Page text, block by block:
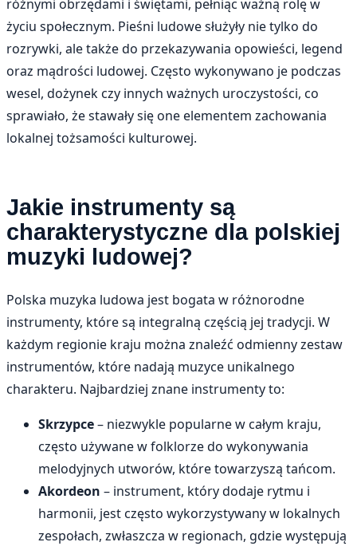
różnymi obrzędami i świętami, pełniąc ważną rolę w
życiu społecznym. Pieśni ludowe służyły nie tylko do
rozrywki, ale także do przekazywania opowieści, legend
oraz mądrości ludowej. Często wykonywano je podczas
wesel, dożynek czy innych ważnych uroczystości, co
sprawiało, że stawały się one elementem zachowania
lokalnej tożsamości kulturowej.
Jakie instrumenty są
charakterystyczne dla polskiej
muzyki ludowej?
Polska muzyka ludowa jest bogata w różnorodne
instrumenty, które są integralną częścią jej tradycji. W
każdym regionie kraju można znaleźć odmienny zestaw
instrumentów, które nadają muzyce unikalnego
charakteru. Najbardziej znane instrumenty to:
Skrzypce– niezwykle popularne w całym kraju,
często używane w folklorze do wykonywania
melodyjnych utworów, które towarzyszą tańcom.
Akordeon – instrument, który dodaje rytmu i
harmonii, jest często wykorzystywany w lokalnych
zespołach, zwłaszcza w regionach, gdzie występują